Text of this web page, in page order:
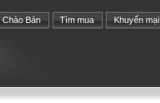
Chào Bán Tìm mua Khuyến mại